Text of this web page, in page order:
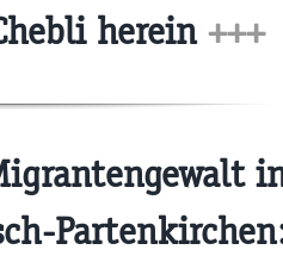
herein +++